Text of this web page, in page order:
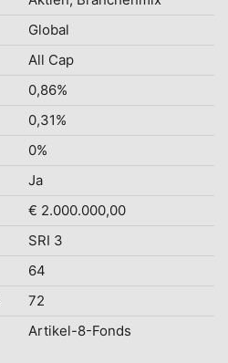
Global
All Cap
0,86%
0,31%
0%
Ja
€ 2.000.000,00
SRI 3
64
72
Artikel-8-Fonds